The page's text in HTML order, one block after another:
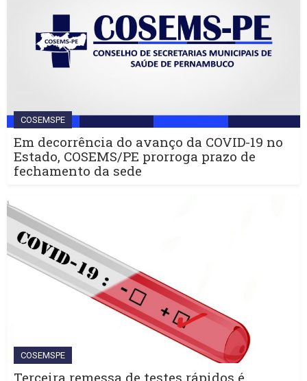
COSEMSPE
Em decorrência do avanço da COVID-19 no
Estado, COSEMS/PE prorroga prazo de
fechamento da sede
COSEMSPE
Terceira remessa de testes rápidos é